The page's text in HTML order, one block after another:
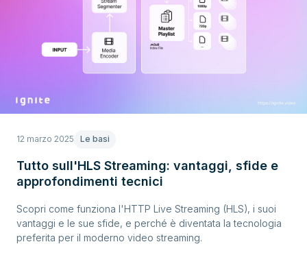
12 marzo 2025 Le basi
Tutto sull'HLS Streaming: vantaggi, sfide e
approfondimenti tecnici
Scopri come funziona l'HTTP Live Streaming (HLS), i suoi
vantaggi e le sue sfide, e perché è diventata la tecnologia
preferita per il moderno video streaming.